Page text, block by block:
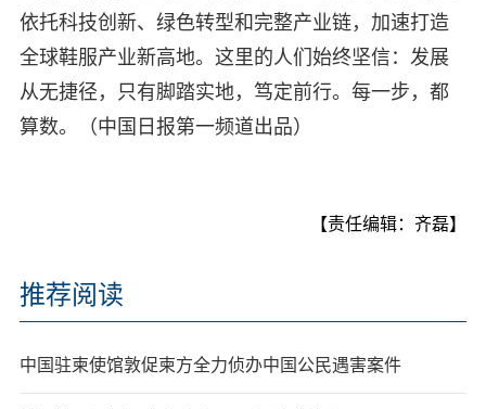
依托科技创新、绿色转型和完整产业链，加速打造
全球鞋服产业新高地。这里的人们始终坚信：发展
从无捷径，只有脚踏实地，笃定前行。每一步，都
算数。（中国日报第一频道出品）
【责任编辑：齐磊】
推荐阅读
中国驻柬使馆敦促柬方全力侦办中国公民遇害案件